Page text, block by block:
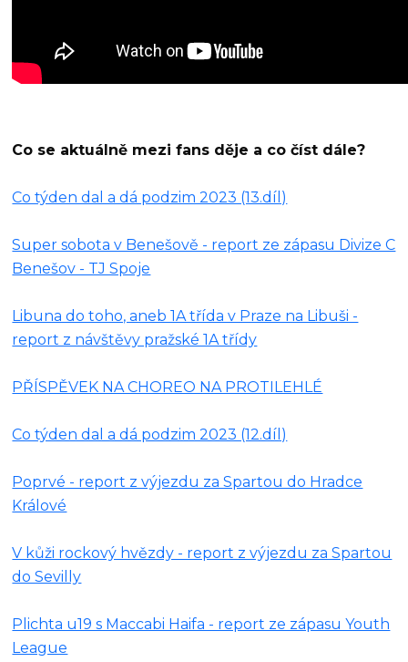
Co se aktuálně mezi fans děje a co číst dále?
Co týden dal a dá podzim 2023 (13.díl)
Super sobota v Benešově - report ze zápasu Divize C
Benešov - TJ Spoje
Libuna do toho, aneb 1A třída v Praze na Libuši -
report z návštěvy pražské 1A třídy
PŘÍSPĚVEK NA CHOREO NA PROTILEHLÉ
Co týden dal a dá podzim 2023 (12.díl)
Poprvé - report z výjezdu za Spartou do Hradce
Králové
V kůži rockový hvězdy - report z výjezdu za Spartou
do Sevilly
Plichta u19 s Maccabi Haifa - report ze zápasu Youth
League